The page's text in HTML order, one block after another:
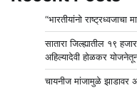
“भारतीयांनो राष्ट्रध्वजाचा
सातारा जिल्ह्यातील १९
अहिल्यादेवी होळकर
चायनीज मांजामुळे झाडावर